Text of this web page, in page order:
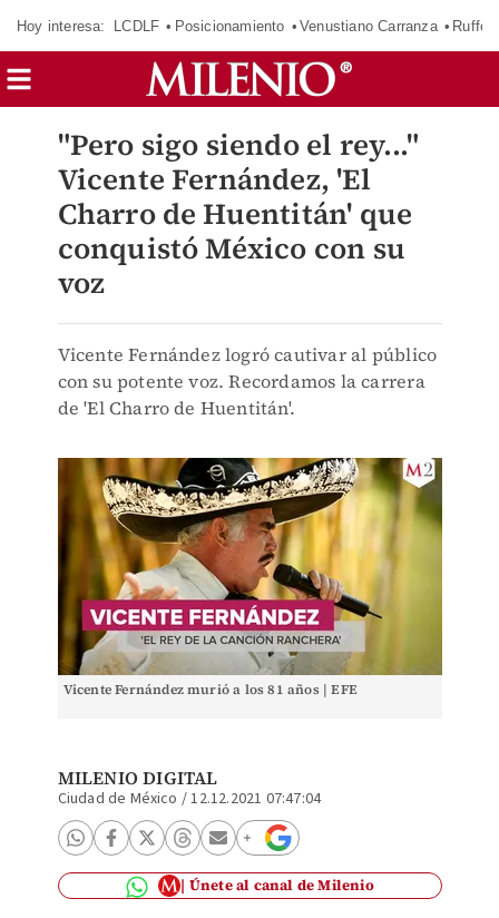
Hoy interesa: LCDLF Posicionamiento Venustiano Carranza Ruffo
"Pero sigo siendo el rey..."
Vicente Fernández, 'El
Charro de Huentitán' que
conquistó México con su
voz
Vicente Fernández logró cautivar al público
con su potente voz. Recordamos la carrera
de 'El Charro de Huentitán'.
Vicente Fernández murió a los 81 años | EFE
MILENIO DIGITAL
Ciudad de México /12.12.2021 07:47:04
Únete al canal de Milenio